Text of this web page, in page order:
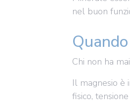
nel buon
Chi non ha
Il magnesio è
fisico,